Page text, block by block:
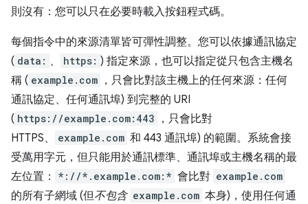
則沒有：您可以只在必要時載入按鈕程式碼。
每個指令中的來源清單皆可彈性調整。您可以依據通訊協定
( data: 、 https: ) 指定來源，也可以指定從只包含主機名
稱 ( example.com ，只會比對該主機上的任何來源：任何
通訊協定、任何通訊埠) 到完整的 URI
( https://example.com:443
，只會比對
HTTPS、
example.com 和 443 通訊埠) 的範圍。系統會接
受萬用字元，但只能用於通訊標準、通訊埠或主機名稱的最
左位置：
*://*.example.com:* 會比對 example.com
的所有子網域 (但不包含 example.com 本身)，使用任何通